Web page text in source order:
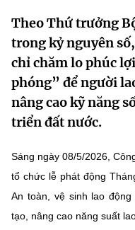
Chức năng nhiệm vụ
Cơ cấu tổ chức
Lịch sử phát triển
Tin tức sự kiện
Khoa học và Công
Đổi mới sáng tạo
Bưu chính, Viễn
Dịch vụ công
Hệ thống văn bản
Văn bản chỉ đạo điều
Lấy ý kiến người
THỐNG KÊ
Khoa học và Công
Multimedia
Theo Thứ trưởng
trong kỷ nguyên
chỉ chăm lo phúc
phóng” để người
nâng cao kỹ năng
triển đất nước.
Sáng ngày 08/5/2026,
tổ chức lễ phát động
An toàn, vệ sinh lao
tạo, nâng cao năng suất lao